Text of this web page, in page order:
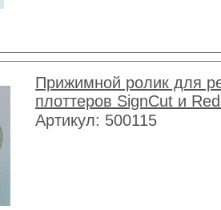
Прижимной ролик для
плоттеров SignCut и
Артикул: 500115